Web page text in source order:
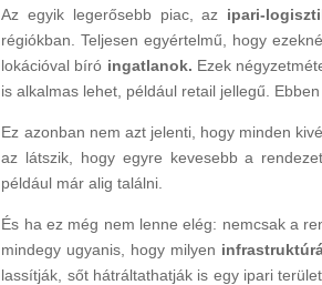
Az egyik legerősebb piac, az ipari-
régiókban. Teljesen egyértelmű, hogy
lokációval bíró ingatlanok. Ezek
is alkalmas lehet, például retail jellegű.
Ez azonban nem azt jelenti, hogy minden
az látszik, hogy egyre kevesebb a
például már alig találni.
És ha ez még nem lenne elég: nemcsak a
mindegy ugyanis, hogy milyen
lassítják, sőt hátráltathatják is egy ipari